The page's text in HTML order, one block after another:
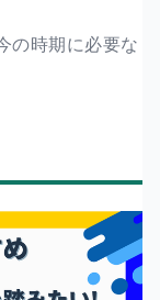
の時期に必要な